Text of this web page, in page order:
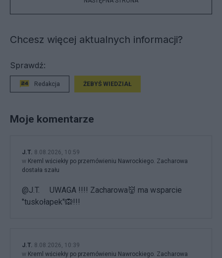
Chcesz więcej aktualnych informacji?
Sprawdź:
Redakcja ŻEBYŚ WIEDZIAŁ
Moje komentarze
J.T. 8.08.2026, 10:59
w Kreml wściekły po przemówieniu Nawrockiego. Zacharowa
dostała szału
@J.T. UWAGA !!!! Zacharowa👹 ma wsparcie
"tuskołapek"🙉!!!
J.T. 8.08.2026, 10:39
w Kreml wściekły po przemówieniu Nawrockiego. Zacharowa